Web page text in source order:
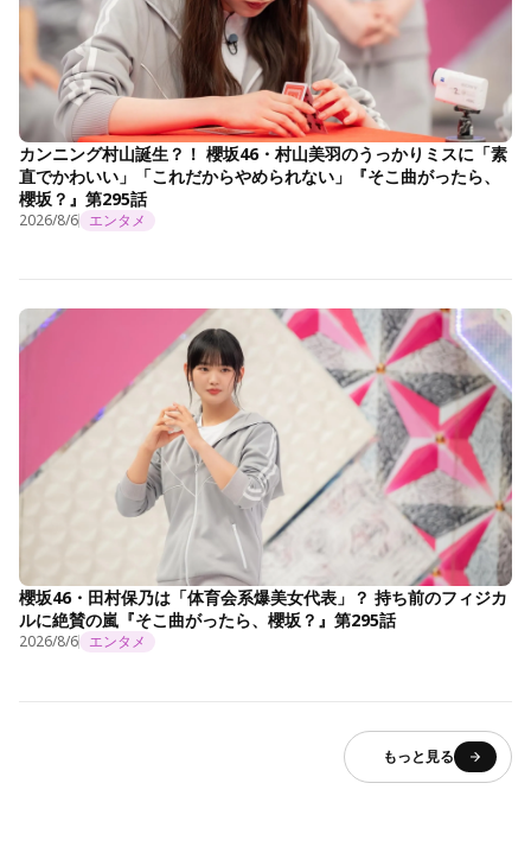
カンニング村山誕生？！ 櫻坂46・村山美羽のうっかりミスに「素
直でかわいい」「これだからやめられない」『そこ曲がったら、
櫻坂？』第295話
2026/8/6 エンタメ
櫻坂46・田村保乃は「体育会系爆美女代表」？ 持ち前のフィジカ
ルに絶賛の嵐『そこ曲がったら、櫻坂？』第295話
2026/8/6 エンタメ
もっと見る